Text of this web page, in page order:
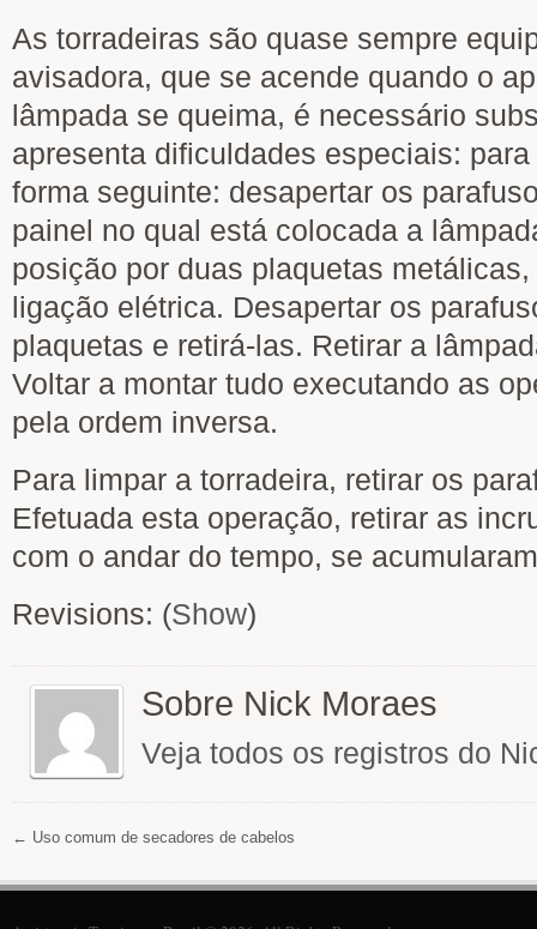
As torradeiras são quase sempre
avisadora, que se acende quando o
lâmpada se queima, é necessário
apresenta dificuldades especiais:
forma seguinte: desapertar os
painel no qual está colocada a
posição por duas plaquetas
ligação elétrica. Desapertar os
plaquetas e retirá-las. Retirar a
Voltar a montar tudo executando as
pela ordem inversa.
Para limpar a torradeira, retirar os
Efetuada esta operação, retirar as
com o andar do tempo, se
Revisions: (Show)
Sobre Nick Moraes
Veja todos os registros do
← Uso comum de secadores de cabelos